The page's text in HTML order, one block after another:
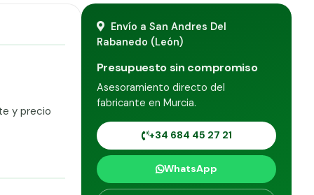
y precio
Envío a San Andres Del
Rabanedo (León)
Presupuesto sin compromiso
Asesoramiento directo del
fabricante en Murcia.
+34 684 45 27 21
WhatsApp